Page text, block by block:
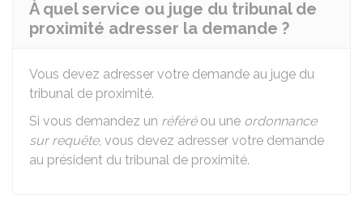
À quel service ou juge du tribunal de
proximité adresser la demande ?
Vous devez adresser votre demande au juge du
tribunal de proximité.
Si vous demandez un référé ou une ordonnance
sur requête, vous devez adresser votre demande
au président du tribunal de proximité.